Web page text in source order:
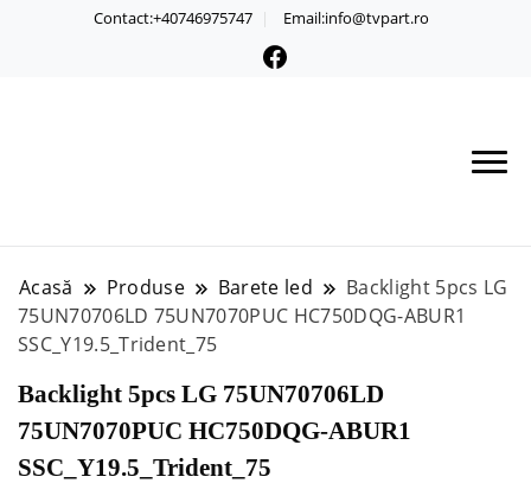
Contact:+40746975747 Email:info@tvpart.ro
Acasă Produse Barete led
Backlight 5pcs LG
75UN70706LD 75UN7070PUC HC750DQG-ABUR1
SSC_Y19.5_Trident_75
Backlight 5pcs LG 75UN70706LD
75UN7070PUC HC750DQG-ABUR1
SSC_Y19.5_Trident_75